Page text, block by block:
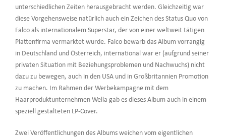
unterschiedlichen Zeiten herausgebracht werden. Gleichzeitig war
diese Vorgehensweise natürlich auch ein Zeichen des Status Quo von
Falco als internationalem Superstar, der von einer weltweit tätigen
Plattenfirma vermarktet wurde. Falco bewarb das Album vorrangig
in Deutschland und Österreich, international war er (aufgrund seiner
privaten Situation mit Beziehungsproblemen und Nachwuchs) nicht
dazu zu bewegen, auch in den USA und in Großbritannien Promotion
zu machen. Im Rahmen der Werbekampagne mit dem
Haarproduktunternehmen Wella gab es dieses Album auch in einem
speziell gestalteten LP-Cover.
Zwei Veröffentlichungen des Albums weichen vom eigentlichen